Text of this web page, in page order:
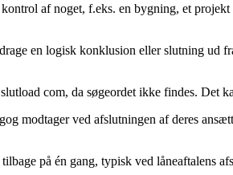
af noget, f.eks. en bygning, et
en logisk konklusion eller slutning ud
com, da søgeordet ikke findes. Det
modtager ved afslutningen af deres
på én gang, typisk ved